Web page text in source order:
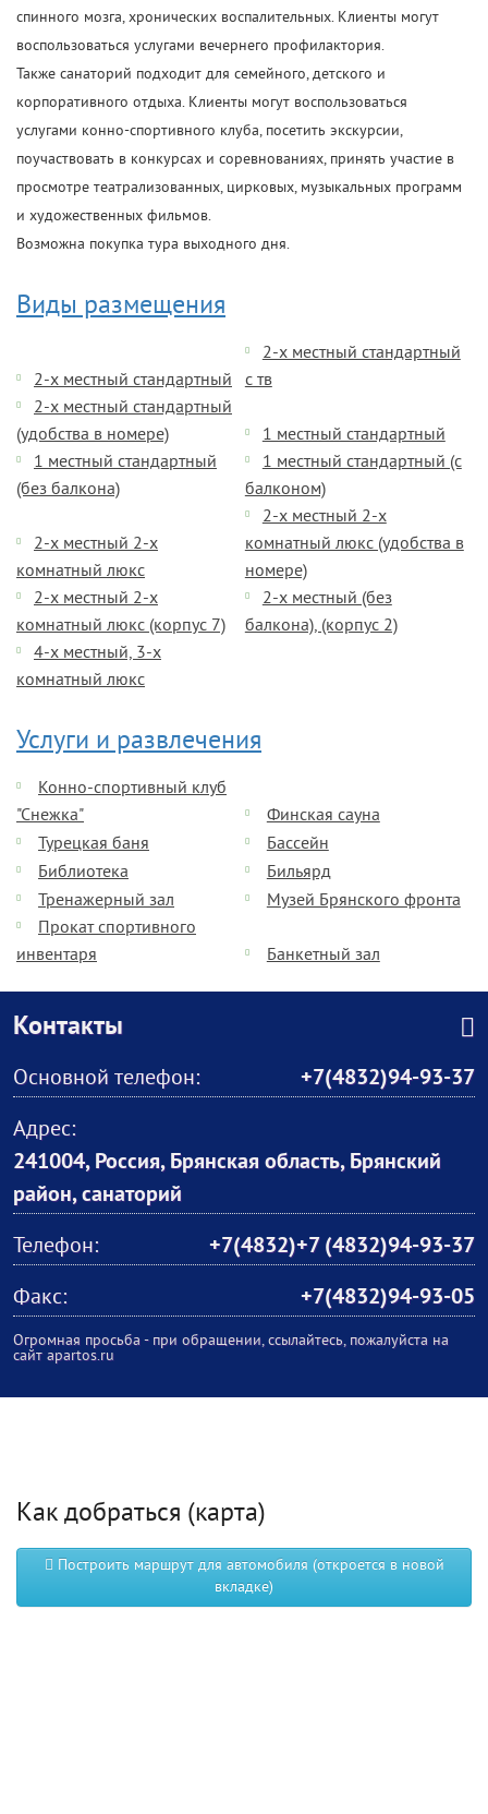
спинного мозга, хронических воспалительных. Клиенты могут
воспользоваться услугами вечернего профилактория.
Также санаторий подходит для семейного, детского и
корпоративного отдыха. Клиенты могут воспользоваться
услугами конно-спортивного клуба, посетить экскурсии,
поучаствовать в конкурсах и соревнованиях, принять участие в
просмотре театрализованных, цирковых, музыкальных программ
и художественных фильмов.
Возможна покупка тура выходного дня.
Виды размещения
2-х местный стандартный
2-х местный стандартный
с тв
2-х местный стандартный
(удобства в номере)
1 местный стандартный
1 местный стандартный
(без балкона)
1 местный стандартный (с
балконом)
2-х местный 2-х
комнатный люкс
2-х местный 2-х
комнатный люкс (удобства в
номере)
2-х местный 2-х
комнатный люкс (корпус 7)
2-х местный (без
балкона), (корпус 2)
4-х местный, 3-х
комнатный люкс
Услуги и развлечения
Конно-спортивный клуб
"Снежка"
Финская сауна
Турецкая баня
Бассейн
Библиотека
Бильярд
Тренажерный зал
Музей Брянского фронта
Прокат спортивного
инвентаря
Банкетный зал
Контакты
Основной телефон:
+7(4832)94-93-37
Адрес:
241004, Россия, Брянская область, Брянский
район, санаторий
Телефон:
+7(4832)+7 (4832)94-93-37
Факс:
+7(4832)94-93-05
Огромная просьба - при обращении, ссылайтесь, пожалуйста на
сайт apartos.ru
Как добраться (карта)
Построить маршрут для автомобиля (откроется в новой
вкладке)